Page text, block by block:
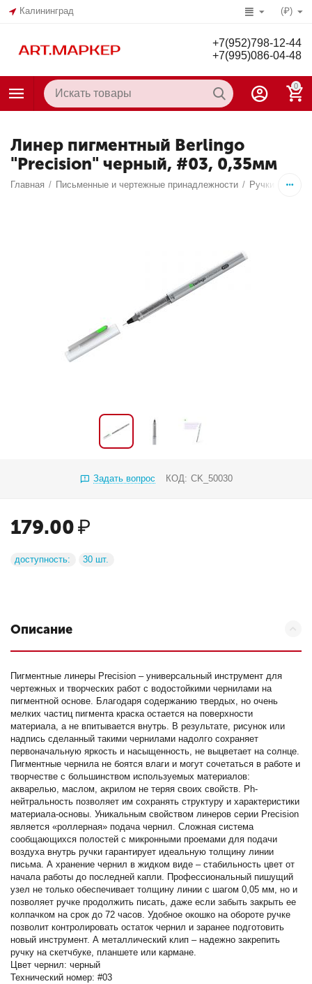
Калининград (₽)
+7(952)798-12-44
+7(995)086-04-48
0
Линер пигментный Berlingo
"Precision" черный, #03, 0,35мм
Главная / Письменные и чертежные принадлежности / Ручки
Задать вопрос КОД: CK_50030
179.00₽
доступность: 30 шт.
Описание
Пигментные линеры Precision – универсальный инструмент для
чертежных и творческих работ с водостойкими чернилами на
пигментной основе. Благодаря содержанию твердых, но очень
мелких частиц пигмента краска остается на поверхности
материала, а не впитывается внутрь. В результате, рисунок или
надпись сделанный такими чернилами надолго сохраняет
первоначальную яркость и насыщенность, не выцветает на солнце.
Пигментные чернила не боятся влаги и могут сочетаться в работе и
творчестве с большинством используемых материалов:
акварелью, маслом, акрилом не теряя своих свойств. Ph-
нейтральность позволяет им сохранять структуру и характеристики
материала-основы. Уникальным свойством линеров серии Precision
является «роллерная» подача чернил. Сложная система
сообщающихся полостей с микронными проемами для подачи
воздуха внутрь ручки гарантирует идеальную толщину линии
письма. А хранение чернил в жидком виде – стабильность цвет от
начала работы до последней капли. Профессиональный пишущий
узел не только обеспечивает толщину линии с шагом 0,05 мм, но и
позволяет ручке продолжить писать, даже если забыть закрыть ее
колпачком на срок до 72 часов. Удобное окошко на обороте ручке
позволит контролировать остаток чернил и заранее подготовить
новый инструмент. А металлический клип – надежно закрепить
ручку на скетчбуке, планшете или кармане.
Цвет чернил: черный
Технический номер: #03